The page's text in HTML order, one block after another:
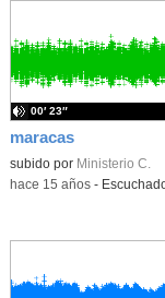
maracas
subido por Ministerio C.
00′ 23″
-hace 15 años-